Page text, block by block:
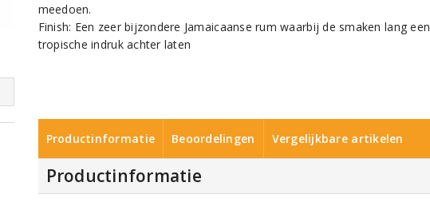
meedoen.
Finish: Een zeer bijzondere Jamaicaanse rum waarbij de smaken lang een
tropische indruk achter laten
Productinformatie Beoordelingen Vergelijkbare artikelen
Productinformatie